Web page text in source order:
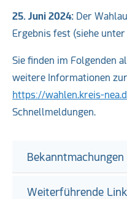
25. Juni 2024: Der
Ergebnis fest (siehe
Sie finden im Folgenden
weitere Informationen
https://wahlen.kreis-
Schnellmeldungen.
Bekanntmachungen
Weiterführende